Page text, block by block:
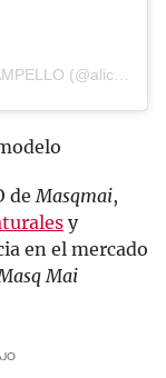
de Masqmai,
y
en el mercado
Mai